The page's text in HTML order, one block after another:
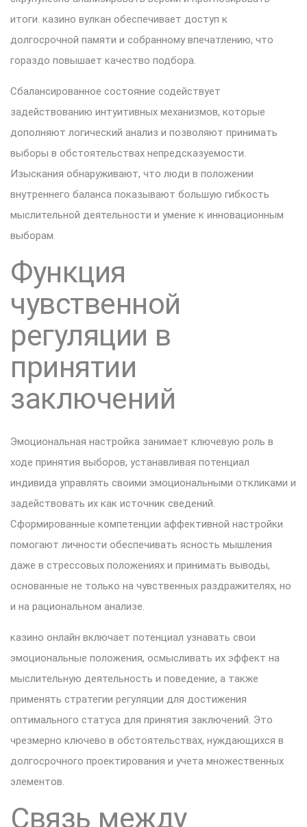
итоги. казино вулкан обеспечивает доступ к
долгосрочной памяти и собранному впечатлению, что
гораздо повышает качество подбора.
Сбалансированное состояние содействует
задействованию интуитивных механизмов, которые
дополняют логический анализ и позволяют принимать
выборы в обстоятельствах непредсказуемости.
Изыскания обнаруживают, что люди в положении
внутреннего баланса показывают большую гибкость
мыслительной деятельности и умение к инновационным
выборам.
Функция
чувственной
регуляции в
принятии
заключений
Эмоциональная настройка занимает ключевую роль в
ходе принятия выборов, устанавливая потенциал
индивида управлять своими эмоциональными откликами и
задействовать их как источник сведений.
Сформированные компетенции аффективной настройки
помогают личности обеспечивать ясность мышления
даже в стрессовых положениях и принимать выводы,
основанные не только на чувственных раздражителях, но
и на рациональном анализе.
казино онлайн включает потенциал узнавать свои
эмоциональные положения, осмысливать их эффект на
мыслительную деятельность и поведение, а также
применять стратегии регуляции для достижения
оптимального статуса для принятия заключений. Это
чрезмерно ключево в обстоятельствах, нуждающихся в
долгосрочного проектирования и учета множественных
элементов.
Связь между